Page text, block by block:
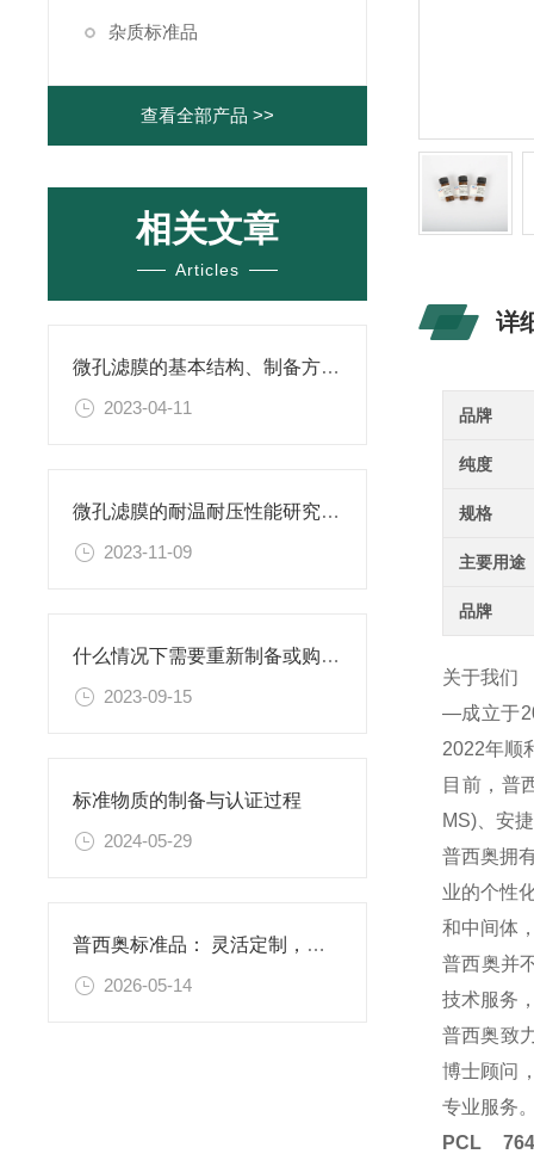
杂质标准品
查看全部产品 >>
相关文章
Articles
微孔滤膜的基本结构、制备方法、性能特点以及应用领域
2023-04-11
微孔滤膜的耐温耐压性能研究及其应用
2023-11-09
什么情况下需要重新制备或购置新的乙二胺四乙酸二钠滴定溶液标准物质？
2023-09-15
标准物质的制备与认证过程
2024-05-29
普西奥标准品： 灵活定制，满足特殊需求
2026-05-14
详
品牌
纯度
规格
主要用途
品牌
关于我们
—成立于
2022年顺
目前，普
MS)、安
普西奥拥
业的个性
和中间体
普西奥并
技术服务
普西奥致
博士顾问
专业服务
PCL